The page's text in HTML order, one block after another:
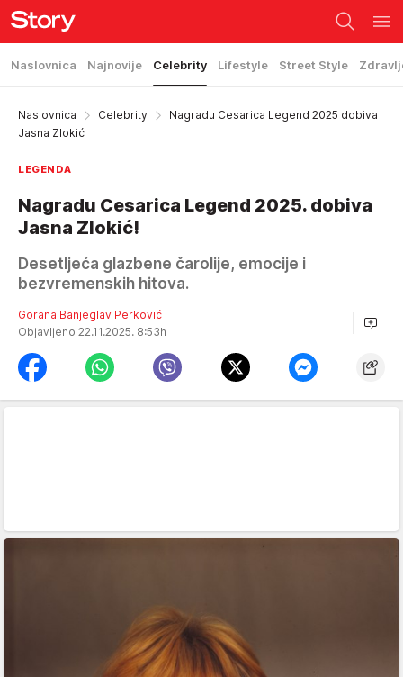
Naslovnica Najnovije Celebrity Lifestyle Street Style
Naslovnica Celebrity
Nagradu Cesarica Legend 2025 dobiva
Jasna Zlokić
LEGENDA
Nagradu Cesarica Legend 2025. dobiva
Jasna Zlokić!
Desetljeća glazbene čarolije, emocije i
bezvremenskih hitova.
Gorana Banjeglav Perković
Objavljeno 22.11.2025. 8:53h